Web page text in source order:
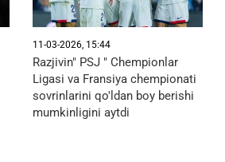
11-03-2026, 15:44
Razjivin" PSJ " Chempionlar
Ligasi va Fransiya chempionati
sovrinlarini qo'ldan boy berishi
mumkinligini aytdi